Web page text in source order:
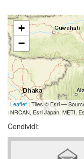
+
−
Leaflet| Tiles © Esri —
NRCAN, Esri Japan, METI,
Condividi: